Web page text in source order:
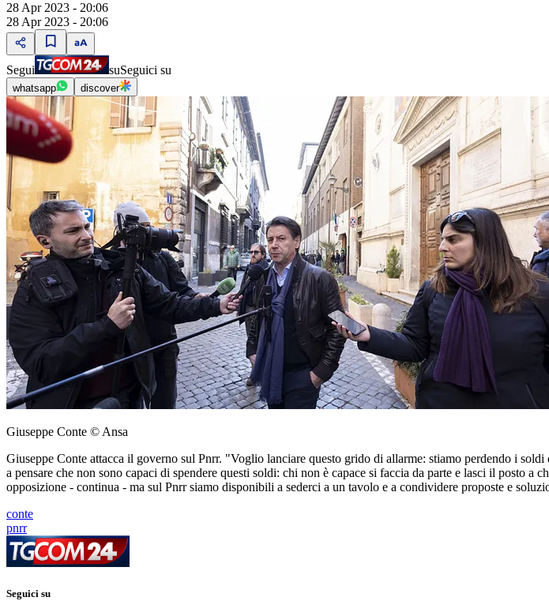
28 Apr 2023 - 20:06
28 Apr 2023 - 20:06
Segui suSeguici su
whatsapp discover
Giuseppe Conte © Ansa
Giuseppe Conte attacca il governo sul Pnrr. "Voglio lanciare questo grido di allarme: stiamo perdendo i
a pensare che non sono capaci di spendere questi soldi: chi non è capace si faccia da parte e lasci il posto
opposizione - continua - ma sul Pnrr siamo disponibili a sederci a un tavolo e a condividere proposte e
conte
pnrr
Seguici su